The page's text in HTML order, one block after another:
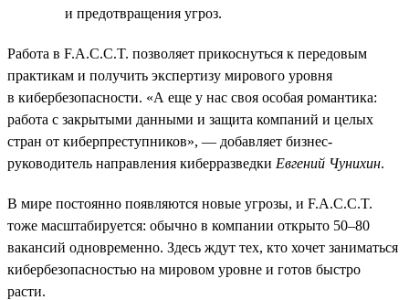
и предотвращения угроз.
Работа в F.A.C.C.T. позволяет прикоснуться к передовым
практикам и получить экспертизу мирового уровня
в кибербезопасности. «А еще у нас своя особая романтика:
работа с закрытыми данными и защита компаний и целых
стран от киберпреступников», — добавляет бизнес-
руководитель направления киберразведки Евгений Чунихин.
В мире постоянно появляются новые угрозы, и F.A.C.C.T.
тоже масштабируется: обычно в компании открыто 50–80
вакансий одновременно. Здесь ждут тех, кто хочет заниматься
кибербезопасностью на мировом уровне и готов быстро
расти.